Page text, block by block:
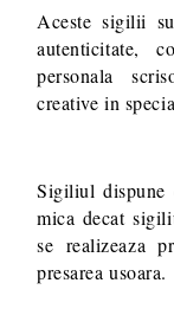
Aceste sigilii
autenticitate,
personala
creative in
Sigiliul dispune
mica decat
se realizeaza
presarea usoara.